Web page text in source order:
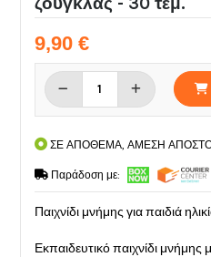
9,90 €
ΣΕ ΑΠΟΘΕΜΑ, ΑΜΕΣΗ
Παράδοση με:
Παιχνίδι μνήμης για παιδιά
Εκπαιδευτικό παιχνίδι μνήμης